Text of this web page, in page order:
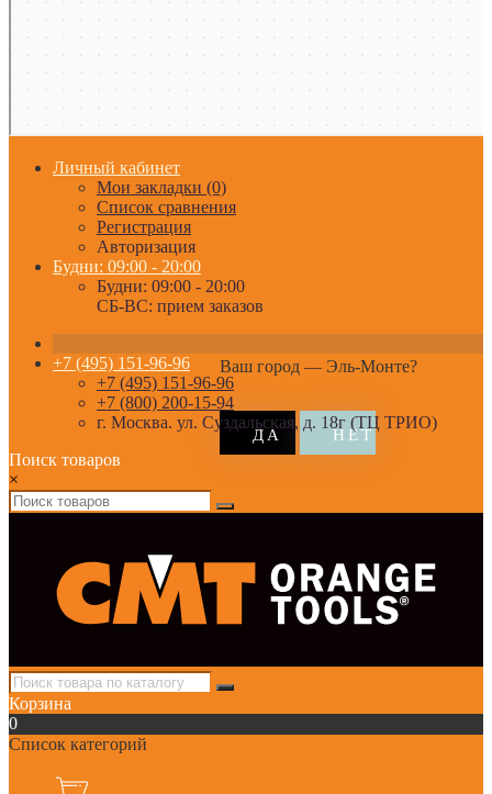
Личный кабинет
Мои закладки (0)
Список сравнения
Регистрация
Авторизация
Будни: 09:00 - 20:00
Будни: 09:00 - 20:00
СБ-ВС: прием заказов
Ваш город — Эль-Монте?
+7 (495) 151-96-96
+7 (495) 151-96-96
+7 (800) 200-15-94
г. Москва. ул. Суздальская, д. 18г (ТЦ ТРИО)
Поиск товаров
×
Корзина
0
Список категорий